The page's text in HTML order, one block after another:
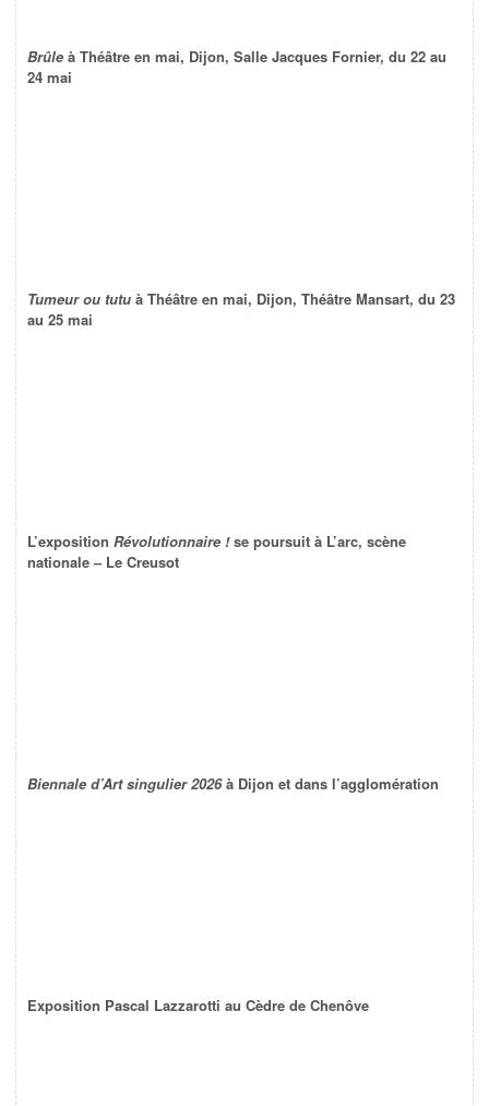
Brûle à Théâtre en mai, Dijon, Salle Jacques Fornier, du 22 au
24 mai
Tumeur ou tutu à Théâtre en mai, Dijon, Théâtre Mansart, du 23
au 25 mai
L’exposition Révolutionnaire !se poursuit à L’arc, scène
nationale – Le Creusot
Biennale d’Art singulier 2026à Dijon et dans l’agglomération
Exposition Pascal Lazzarotti au Cèdre de Chenôve